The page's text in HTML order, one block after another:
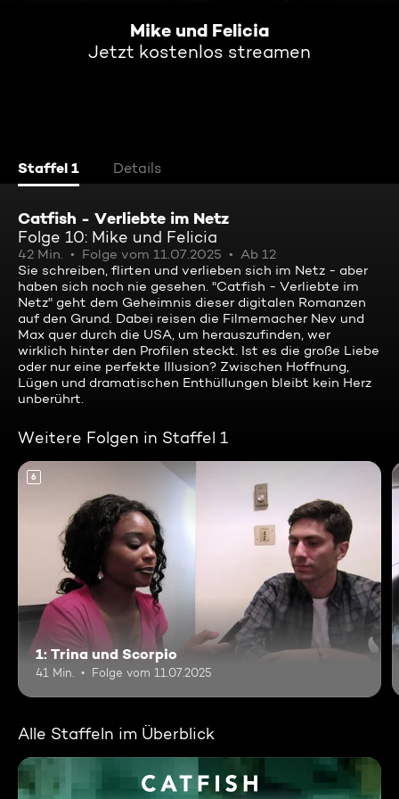
Mike und Felicia
Jetzt kostenlos streamen
Staffel 1 Details
Catfish - Verliebte im Netz
Folge 10: Mike und Felicia
42 Min. Folge vom 11.07.2025
Ab 12
Sie schreiben, flirten und verlieben sich im Netz - aber
haben sich noch nie gesehen. "Catfish - Verliebte im
Netz" geht dem Geheimnis dieser digitalen Romanzen
auf den Grund. Dabei reisen die Filmemacher Nev und
Max quer durch die USA, um herauszufinden, wer
wirklich hinter den Profilen steckt. Ist es die große Liebe
oder nur eine perfekte Illusion? Zwischen Hoffnung,
Lügen und dramatischen Enthüllungen bleibt kein Herz
unberührt.
Weitere Folgen in Staffel 1
6
1: Trina und Scorpio
41 Min. Folge vom 11.07.2025
Alle Staffeln im Überblick